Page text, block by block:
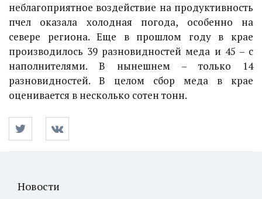
неблагоприятное воздействие на продуктивность
пчел оказала холодная погода, особенно на
севере региона. Еще в прошлом году в крае
производилось 39 разновидностей меда и 45 – с
наполнителями. В нынешнем – только 14
разновидностей. В целом сбор меда в крае
оценивается в несколько сотен тонн.
Новости